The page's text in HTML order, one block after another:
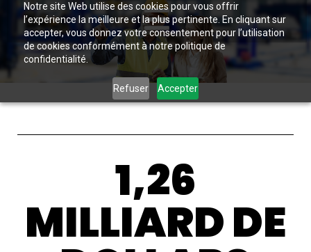
Notre site Web utilise des cookies pour vous offrir
l’expérience la meilleure et la plus pertinente. En cliquant sur
accepter, vous donnez votre consentement pour l’utilisation
de cookies conformément à notre politique de
confidentialité.
Refuser Accepter
1,26
MILLIARD DE